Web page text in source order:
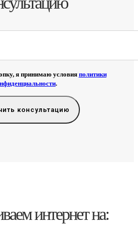
я принимаю условия политики
.
интернет на: